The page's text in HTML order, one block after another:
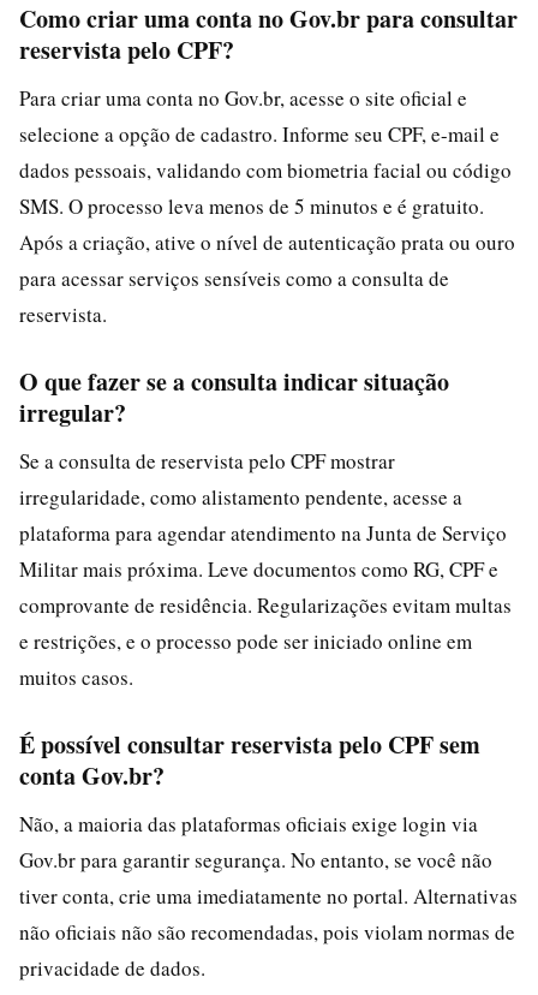
Como criar uma conta no Gov.br para consultar
reservista pelo CPF?
Para criar uma conta no Gov.br, acesse o site oficial e
selecione a opção de cadastro. Informe seu CPF, e-mail e
dados pessoais, validando com biometria facial ou código
SMS. O processo leva menos de 5 minutos e é gratuito.
Após a criação, ative o nível de autenticação prata ou ouro
para acessar serviços sensíveis como a consulta de
reservista.
O que fazer se a consulta indicar situação
irregular?
Se a consulta de reservista pelo CPF mostrar
irregularidade, como alistamento pendente, acesse a
plataforma para agendar atendimento na Junta de Serviço
Militar mais próxima. Leve documentos como RG, CPF e
comprovante de residência. Regularizações evitam multas
e restrições, e o processo pode ser iniciado online em
muitos casos.
É possível consultar reservista pelo CPF sem
conta Gov.br?
Não, a maioria das plataformas oficiais exige login via
Gov.br para garantir segurança. No entanto, se você não
tiver conta, crie uma imediatamente no portal. Alternativas
não oficiais não são recomendadas, pois violam normas de
privacidade de dados.